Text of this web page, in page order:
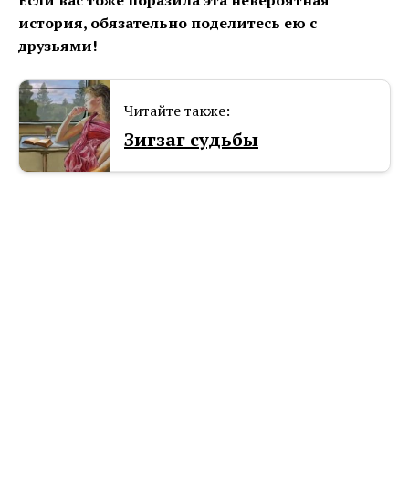
история, обязательно поделитесь ею с
друзьями!
Читайте также:
Зигзаг судьбы